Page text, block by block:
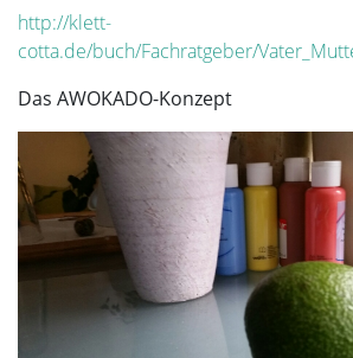
http://klett-
cotta.de/buch/Fachratgeber/
Das AWOKADO-Konzept